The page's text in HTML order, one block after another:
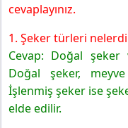
cevaplayınız.
1. Şeker türleri
Cevap: Doğal
Doğal şeker,
İşlenmiş şeker ise
elde edilir.